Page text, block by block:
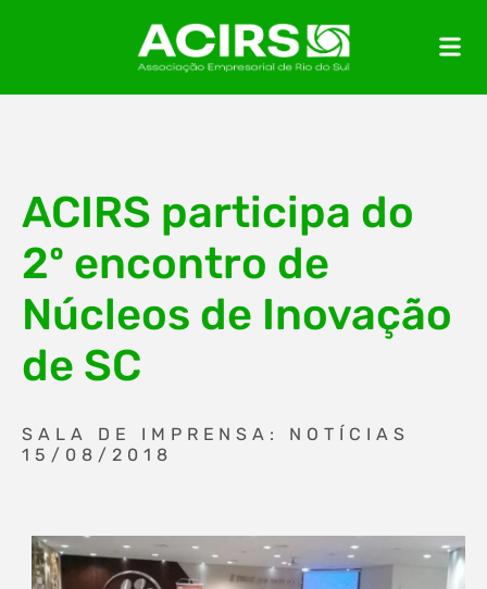
ACIRS participa do
2º encontro de
Núcleos de Inovação
de SC
SALA DE IMPRENSA: NOTÍCIAS
15/08/2018